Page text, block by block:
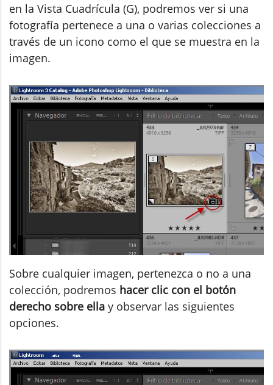
en la Vista Cuadrícula (G), podremos ver si una
fotografía pertenece a una o varias colecciones a
través de un icono como el que se muestra en la
imagen.
Sobre cualquier imagen, pertenezca o no a una
colección, podremos hacer clic con el botón
derecho sobre ella y observar las siguientes
opciones.